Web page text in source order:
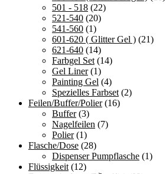
501 - 518 (22)
521-540 (20)
541-560 (1)
601-620 ( Glitter Gel ) (21)
621-640 (14)
Farbgel Set (14)
Gel Liner (1)
Painting Gel (4)
Spezielles Farbset (2)
Feilen/Buffer/Polier (16)
Buffer (3)
Nagelfeilen (7)
Polier (1)
Flasche/Dose (28)
Dispenser Pumpflasche (1)
Flüssigkeit (12)